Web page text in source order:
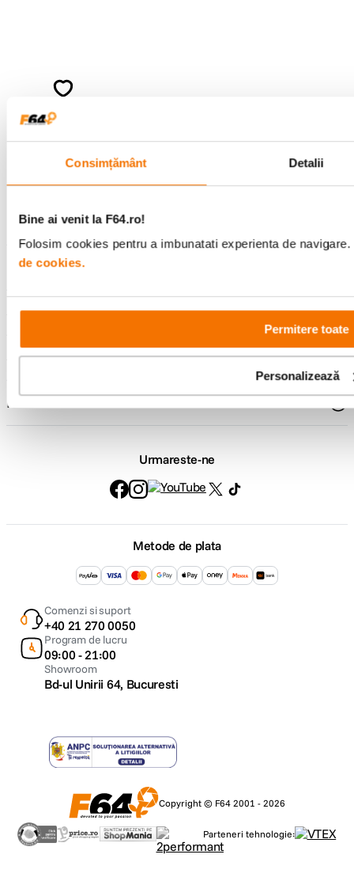
Consimțământ Detalii
Bine ai venit la F64.ro!
Folosim cookies pentru a imbunatati experienta de
de cookies.
Permitere toate
Personalizează
Comenzi si livrare
Suport
Service si garantii
F64 Studio
Urmareste-ne
Metode de plata
Comenzi si suport
+40 21 270 0050
Program de lucru
09:00 - 21:00
Showroom
Bd-ul Unirii 64, Bucuresti
Copyright © F64 2001 - 2026
Parteneri tehnologie: